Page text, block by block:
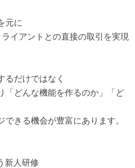
元に
イアントとの直接の取引を実現
るだけではなく
「どんな機能を作るのか」「ど
きる機会が豊富にあります。
新人研修